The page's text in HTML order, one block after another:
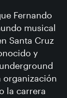
Fernando
musical
Santa Cruz
y
organización
la carrera